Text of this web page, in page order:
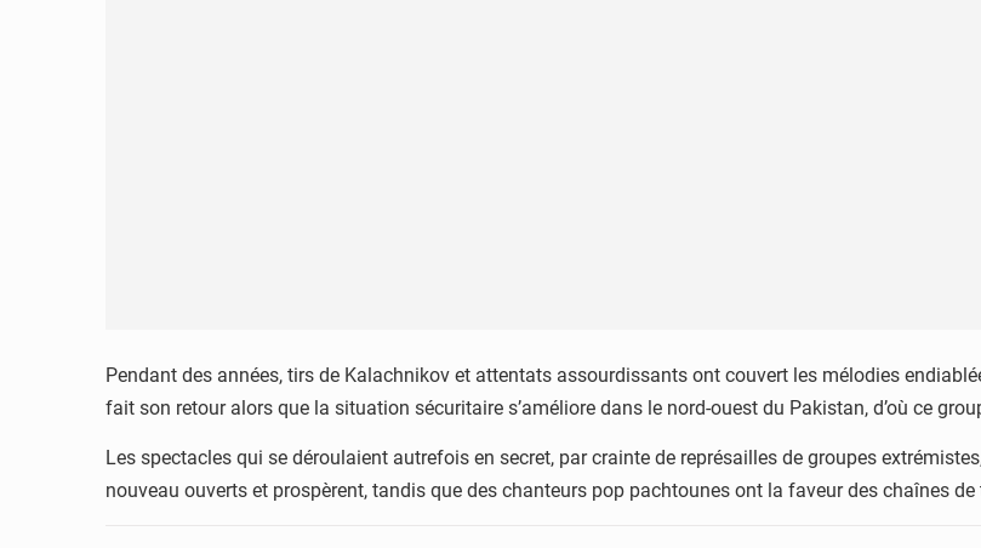
Pendant des années, tirs de Kalachnikov et attentats assourdissants ont couvert les mélodies
fait son retour alors que la situation sécuritaire s’améliore dans le nord-ouest du Pakistan, d’où ce
Les spectacles qui se déroulaient autrefois en secret, par crainte de représailles de groupes
nouveau ouverts et prospèrent, tandis que des chanteurs pop pachtounes ont la faveur des chaînes